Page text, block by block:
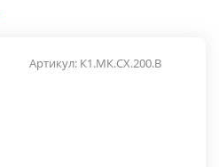
Артикул: К1.МК.СХ.200.В